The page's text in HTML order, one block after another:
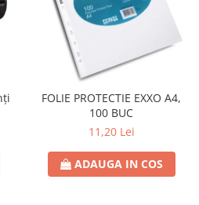
FOLIE PROTECTIE EXXO A4,
100 BUC
11,20 Lei
ADAUGA IN COS